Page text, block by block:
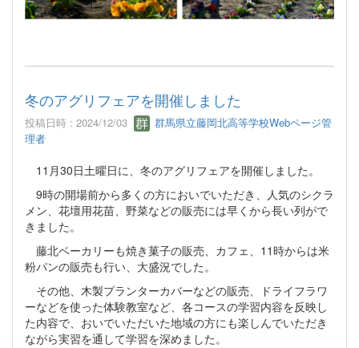
冬のアグリフェアを開催しました
投稿日時 : 2024/12/03
群馬県立藤岡北高等学校Webページ管
理者
11月30日土曜日に、冬のアグリフェアを開催しました。
9時の開場前から多くの方においでいただき、人気のシクラ
メン、花壇用花苗、野菜などの販売には早くから長い列がで
きました。
藤北ベーカリーも焼き菓子の販売、カフェ、11時からは米
粉パンの販売も行い、大盛況でした。
その他、木製プランターカバーなどの販売、ドライフラワ
ーなどを使った体験教室など、各コースの学習内容を反映し
た内容で、おいでいただいた地域の方にも楽しんでいただき
ながら実習を通して学習を深めました。